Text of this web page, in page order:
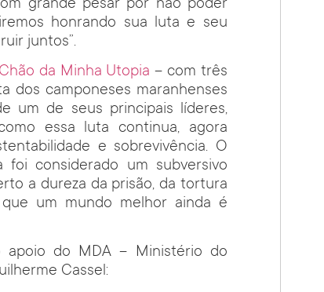
grande pesar por não poder
honrando sua luta e seu
juntos”.
Chão da Minha Utopia – com três
dos camponeses maranhenses
um de seus principais líderes,
essa luta continua, agora
e sobrevivência. O
considerado um subversivo
a dureza da prisão, da tortura
um mundo melhor ainda é
do MDA – Ministério do
Cassel: